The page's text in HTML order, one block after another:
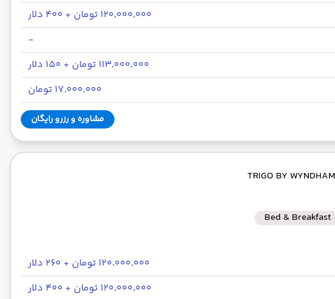
۱۲۰٬۰۰۰٬۰۰۰ تومان + ۴۰۰ دلار
-
۱۱۳٬۰۰۰٬۰۰۰ تومان + ۱۵۰ دلار
۱۷٬۰۰۰٬۰۰۰ تومان
مشاوره و رزرو رایگان
Bed & Breakfast
۱۲۰٬۰۰۰٬۰۰۰ تومان + ۲۶۰ دلار
۱۲۰٬۰۰۰٬۰۰۰ تومان + ۴۰۰ دلار